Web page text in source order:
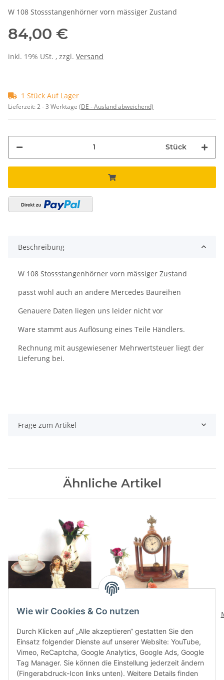
W 108 Stossstangenhörner vorn mässiger Zustand
84,00 €
inkl. 19% USt. , zzgl. Versand
1 Stück Auf Lager
Lieferzeit:2 - 3 Werktage (DE - Ausland abweichend)
Stück
Beschreibung
W 108 Stossstangenhörner vorn mässiger Zustand
passt wohl auch an andere Mercedes Baureihen
Genauere Daten liegen uns leider nicht vor
Ware stammt aus Auflösung eines Teile Händlers.
Rechnung mit ausgewiesener Mehrwertsteuer liegt der
Lieferung bei.
Frage zum Artikel
Ähnliche Artikel
Engel farbig, gold silber
Säulenuhr Pfeilkreuz
funktionsfähig 30cm
hoch
Wie wir Cookies & Co nutzen
Durch Klicken auf „Alle akzeptieren“ gestatten Sie den
Einsatz folgender Dienste auf unserer Website: YouTube,
Vimeo, ReCaptcha, Google Analytics, Google Ads, Google
Tag Manager. Sie können die Einstellung jederzeit ändern
(Fingerabdruck-Icon links unten). Weitere Details finden